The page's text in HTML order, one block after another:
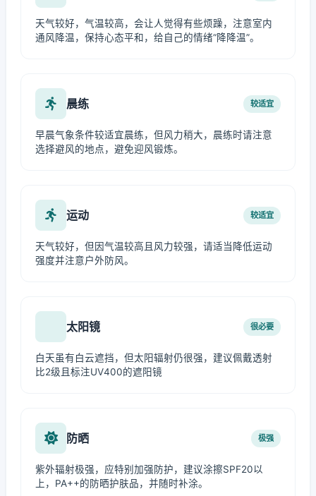
天气较好，气温较高，会让人觉得有些烦躁，注意室内
通风降温，保持心态平和，给自己的情绪“降降温”。
晨练 较适宜
早晨气象条件较适宜晨练，但风力稍大，晨练时请注意
选择避风的地点，避免迎风锻炼。
运动 较适宜
天气较好，但因气温较高且风力较强，请适当降低运动
强度并注意户外防风。
太阳镜 很必要
白天虽有白云遮挡，但太阳辐射仍很强，建议佩戴透射
比2级且标注UV400的遮阳镜
防晒 极强
紫外辐射极强，应特别加强防护，建议涂擦SPF20以
上，PA++的防晒护肤品，并随时补涂。